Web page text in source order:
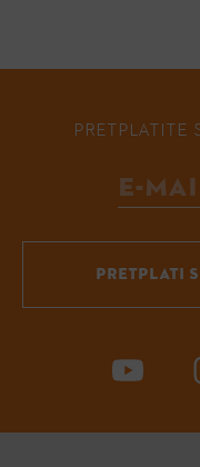
PRETPLATITE
PRETPLATI